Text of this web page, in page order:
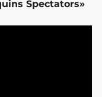
Spectators»